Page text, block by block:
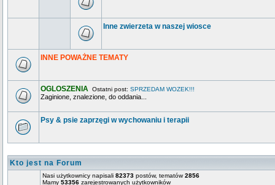
Inne zwierzeta w naszej wiosce
INNE POWAŻNE TEMATY
OGLOSZENIA Ostatni post: SPRZEDAM WOZEK!!!
Zaginione, znalezione, do oddania...
Psy & psie zaprzęgi w wychowaniu i terapii
Kto jest na Forum
Nasi użytkownicy napisali 82373 postów, tematów2856
Mamy 53356 zarejestrowanych użytkowników